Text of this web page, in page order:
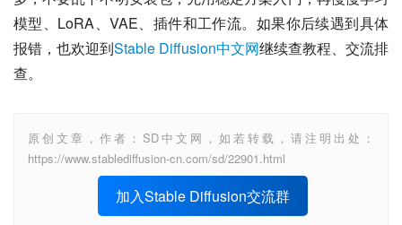
模型、LoRA、VAE、插件和工作流。如果你后续遇到具体
报错，也欢迎到Stable Diffusion中文网继续查教程、交流排
查。
原创文章，作者：SD中文网，如若转载，请注明出处：
https://www.stablediffusion-cn.com/sd/22901.html
加入Stable Diffusion交流群